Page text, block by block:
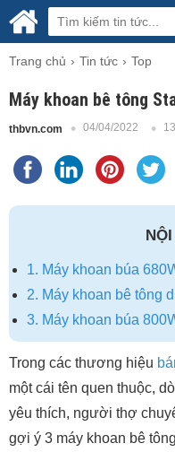
Trang chủ Tin tức Top
Máy khoan bê tông
thbvn.com 04/04/2022
1. Máy khoan búa
2. Máy khoan bê tông
3. Máy khoan búa
Trong các thương hiệu
một cái tên quen thuộc,
yêu thích, người thợ
gợi ý 3 máy khoan bê